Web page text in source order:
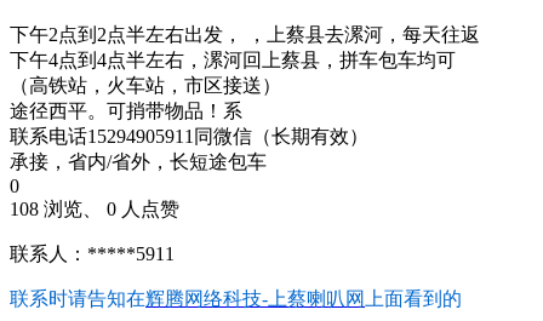
下午2点到2点半左右出发， ，上蔡县去漯河，每天往返
下午4点到4点半左右，漯河回上蔡县，拼车包车均可
（高铁站，火车站，市区接送）
途径西平。可捎带物品！系
联系电话15294905911同微信（长期有效）
承接，省内/省外，长短途包车
0
108 浏览、 0 人点赞
联系人：*****5911
联系时请告知在辉腾网络科技-上蔡喇叭网 上面看到的